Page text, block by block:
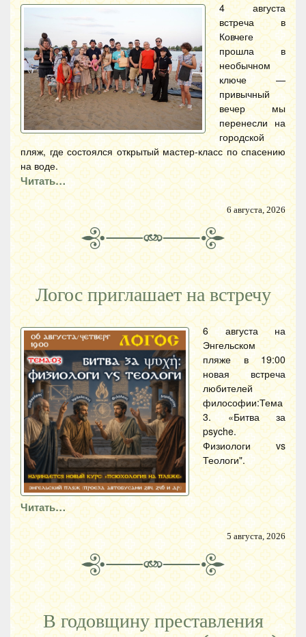
4 августа
встреча в
Ковчеге
прошла в
необычном
ключе —
привычный
вечер мы
перенесли на
городской
пляж, где состоялся открытый мастер-класс по спасению
на воде.
Читать…
6 августа, 2026
Логос приглашает на встречу
6 августа на
Энгельском
пляже в 19:00
новая встреча
любителей
философии:Тема
3. «Битва за
psyche.
Физиологи vs
Теологи".
Читать…
5 августа, 2026
В годовщину преставления